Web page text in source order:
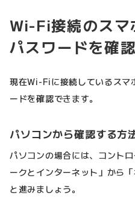
Wi-Fi接続のスマ
パスワードを確
現在Wi-Fiに接続しているスマ
ードを確認できます。
パソコンから確認する方
パソコンの場合には、コント
ークとインターネット」から
と進みましょう。